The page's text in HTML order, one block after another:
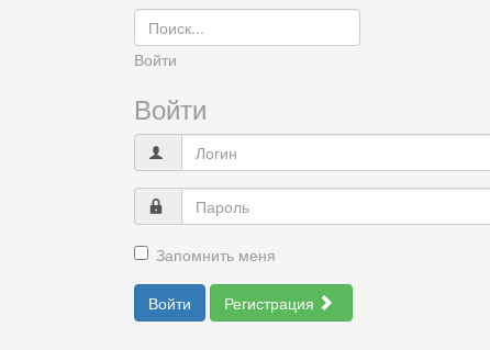
Войти
Войти
Запомнить меня
Войти Регистрация